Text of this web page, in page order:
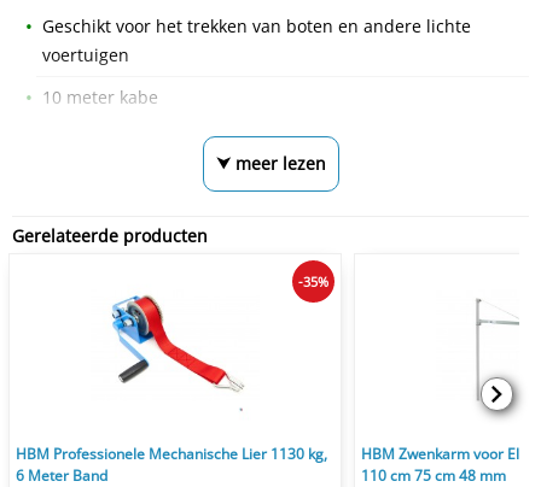
Geschikt voor het trekken van boten en andere lichte
voertuigen
10 meter kabe
⮟ meer lezen
Gerelateerde producten
HBM Professionele Mechanische Lier 1130 kg,
6 Meter Band
-35%
HBM Zwenkarm voor
110 cm 75 cm 48 mm